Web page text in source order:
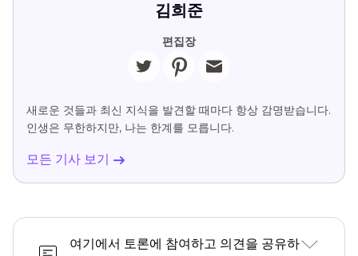
김희준
편집장
새로운 것들과 최신 지식을 발견할 때마다 항상 감명받습니다.
인생은 무한하지만, 나는 한계를 모릅니다.
모든 기사 보기
여기에서 토론에 참여하고 의견을 공유하